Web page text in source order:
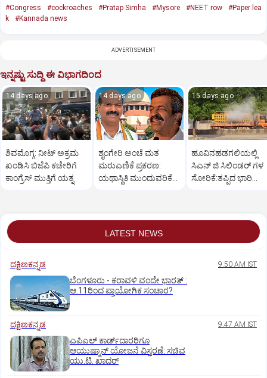
#Congress #cockroaches #Pratap Simha #Mysore #NEET row
#Paper lea
k
#Kannada news
ADVERTISEMENT
ಇನ್ನಷ್ಟು ಸುದ್ದಿ ಈ ವಿಭಾಗದಿಂದ
14 days ago
ಶಿವಮೊಗ್ಗ: ನೀಟ್ ಅಕ್ರಮ
ಖಂಡಿಸಿ ಬಿಜೆಪಿ ಕಚೇರಿಗೆ
ಕಾಂಗ್ರೆಸ್ ಮುತ್ತಿಗೆ ಯತ್ನ
14 days ago
ಶೃಂಗೇರಿ ಅಂಚೆ ಮತ
ಮರುಎಣಿಕೆ ಪ್ರಕರಣ:
ಯಥಾಸ್ಥಿತಿ ಮುಂದುವರಿಕೆಗೆ
15 days ago
ಹೂವಿನಹಡಗಲಿಯಲ್ಲಿ
ಸಿಎನ್ ಜಿ ಸಿಲಿಂಡರ್ ಗಳ
ಸೋರಿಕೆ:ತಪ್ಪಿದ ಭಾರಿ
LATEST NEWS
ದಕ್ಷಿಣಕನ್ನಡ 9:50 AM IST
ಬೆಂಗಳೂರು - ಕರಾವಳಿ ವಂದೇ ಭಾರತ್‌ :
ಆ.11ರಿಂದ ಪ್ರಾಯೋಗಿಕ ಸಂಚಾರ?
ದಕ್ಷಿಣಕನ್ನಡ 9:47 AM IST
ಎಪಿಎಲ್‌ ಕಾರ್ಡ್‌ದಾರರಿಗೂ
ಆಯುಷ್ಮಾನ್‌ ಯೋಜನೆ ವಿಸ್ತರಣೆ: ಸಚಿವ
ಯು.ಟಿ. ಖಾದರ್